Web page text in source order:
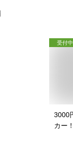
受付中
3000
カー